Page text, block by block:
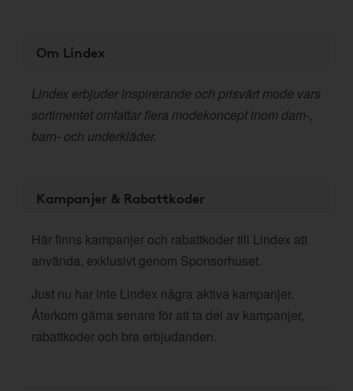
Om Lindex
Lindex erbjuder inspirerande och prisvärt mode vars
sortimentet omfattar flera modekoncept inom dam-,
barn- och underkläder.
Kampanjer & Rabattkoder
Här finns kampanjer och rabattkoder till Lindex att
använda, exklusivt genom Sponsorhuset.
Just nu har inte Lindex några aktiva kampanjer.
Återkom gärna senare för att ta del av kampanjer,
rabattkoder och bra erbjudanden.